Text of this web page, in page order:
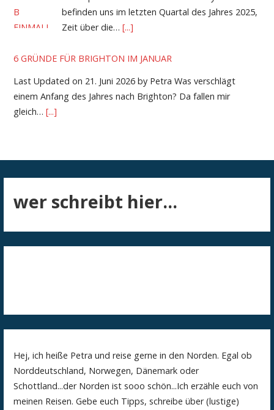
befinden uns im letzten Quartal des Jahres 2025,
Zeit über die… [...]
6 GRÜNDE FÜR BRIGHTON IM JANUAR
Last Updated on 21. Juni 2026 by Petra Was verschlägt
einem Anfang des Jahres nach Brighton? Da fallen mir
gleich…[...]
wer schreibt hier...
Hej, ich heiße Petra und reise gerne in den Norden. Egal ob
Norddeutschland, Norwegen, Dänemark oder
Schottland...der Norden ist sooo schön...Ich erzähle euch von
meinen Reisen. Gebe euch Tipps, schreibe über (lustige)